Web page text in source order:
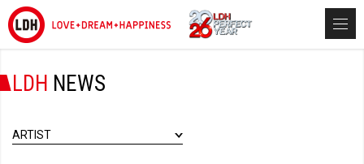
LDH NEWS
ARTIST